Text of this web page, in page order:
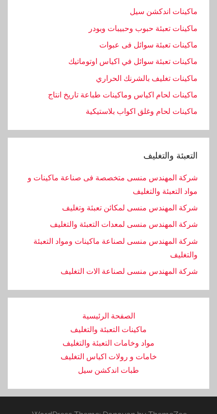
ماكينات اندكشن سيل
ماكينات تعبئة حبوب وحبيبات وبودر
ماكينات تعبئة سوائل فى عبوات
ماكينات تعبئة سوائل في اكياس اوتوماتيك
ماكينات تغليف بالشرنك الحراري
ماكينات لحام اكياس وماكينات طباعة تاريخ انتاج
ماكينات لحام وغلق اكواب بلاستيكية
التعبئة والتغليف
شركة المهندس منسى متخصصة فى صناعة ماكينات و
مواد التعبئة والتغليف
شركة المهندس منسى لمكائن تعبئة وتغليف
شركة المهندس منسى لمعدات التعبئة والتغليف
شركة المهندس منسى لصناعة ماكينات ومواد التعبئة
والتغليف
‏شركة المهندس منسى لصناعة الات التغليف
الصفحة الرئيسية
ماكينات التعبئة والتغليف
مواد وخامات التعبئة والتغليف
خامات و رولات اكياس التغليف
طبات اندكشن سيل